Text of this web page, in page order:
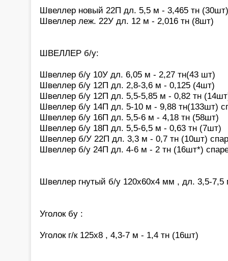
Швеллер новый 22П дл. 5,5 м - 3,465 тн (30шт)
Швеллер леж. 22У дл. 12 м - 2,016 тн (8шт)
ШВЕЛЛЕР б/у:
Швеллер б/у 10У дл. 6,05 м - 2,27 тн(43 шт)
Швеллер б/у 12П дл. 2,8-3,6 м - 0,125 (4шт)
Швеллер б/у 12П дл. 5,5-5,85 м - 0,82 тн
Швеллер б/у 14П дл. 5-10 м - 9,88 тн(133шт)
Швеллер б/у 16П дл. 5,5-6 м - 4,18 тн (58шт)
Швеллер б/у 18П дл. 5,5-6,5 м - 0,63 тн (7шт)
Швеллер б/У 22П дл. 3,3 м - 0,7 тн (10шт)
Швеллер б/у 24П дл. 4-6 м - 2 тн (16шт*)
Швеллер гнутый б/у 120х60х4 мм , дл. 3,5-
Уголок бу :
Уголок г/к 125х8 , 4,3-7 м - 1,4 тн (16шт)